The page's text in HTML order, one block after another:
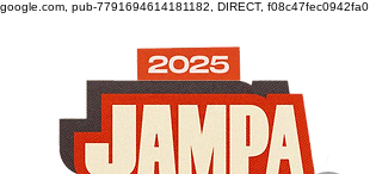
google.com, pub-7791694614181182, DIRECT, f08c47fec0942fa0